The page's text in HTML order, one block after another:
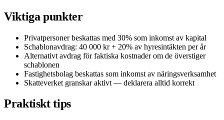
Viktiga punkter
Privatpersoner beskattas med 30% som inkomst av kapital
Schablonavdrag: 40 000 kr + 20% av hyresintäkten per år
Alternativt avdrag för faktiska kostnader om de överstiger
schablonen
Fastighetsbolag beskattas som inkomst av näringsverksamhet
Skatteverket granskar aktivt — deklarera alltid korrekt
Praktiskt tips